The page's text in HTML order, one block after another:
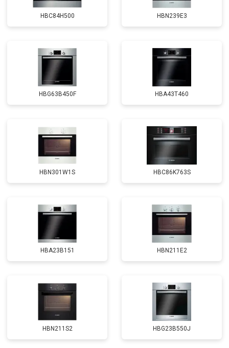
HBC84H500 HBN239E3
HBG63B450F HBA43T460
HBN301W1S HBC86K763S
HBA23B151 HBN211E2
HBN211S2 HBG23B550J